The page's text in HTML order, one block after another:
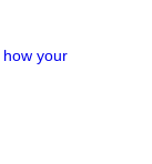
how your